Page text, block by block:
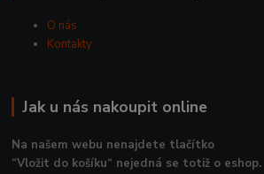
O nás
Kontakty
Jak u nás nakoupit online
Na našem webu nenajdete tlačítko
“Vložit do košíku“ nejedná se totiž o eshop.